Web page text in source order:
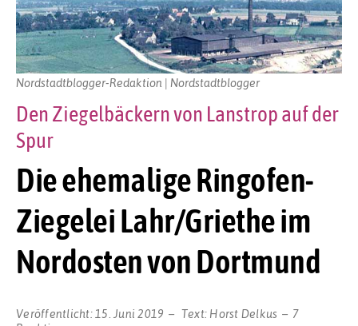
Die ehemalige Ringofen-
Ziegelei Lahr/Griethe im
Nordosten von Dortmund
Den Ziegelbäckern von Lanstrop auf der
Spur
Veröffentlicht: 15. Juni 2019 Text: Horst Delkus
7
Nordstadtblogger-Redaktion | Nordstadtblogger